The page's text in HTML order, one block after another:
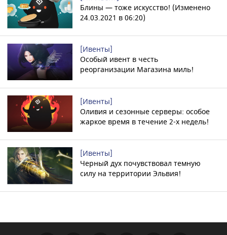
Блины — тоже искусство! (Изменено
24.03.2021 в 06:20)
[Ивенты]
Особый ивент в честь
реорганизации Магазина миль!
[Ивенты]
Оливия и сезонные серверы: особое
жаркое время в течение 2-х недель!
[Ивенты]
Черный дух почувствовал темную
силу на территории Эльвия!